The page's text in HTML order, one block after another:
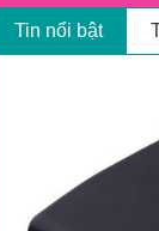
Tin nổi bật